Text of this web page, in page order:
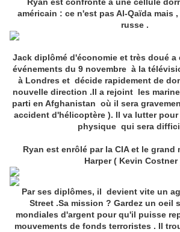
américain : ce n'est pas Al-Qaïda mais
russe .
Jack diplômé d'économie et très doué a
événements du 9 novembre à la
à Londres et décide rapidement de
nouvelle direction .Il a rejoint les
parti en Afghanistan où il sera
accident d'hélicoptère ). Il va lutter
physique qui sera
Ryan est enrôlé par la CIA et le grand
Harper ( Kevin Costner
Par ses diplômes, il devient vite un
Street .Sa mission ? Gardez un oeil
mondiales d'argent pour qu'il puisse
mouvements de fonds terroristes . Il